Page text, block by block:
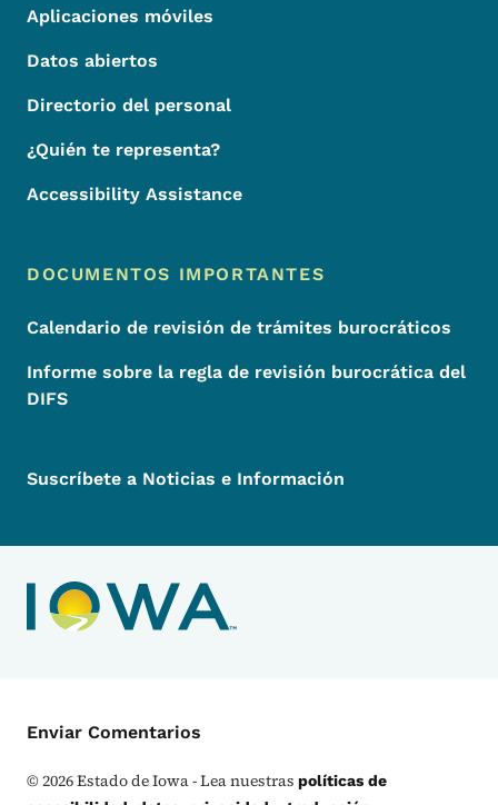
Aplicaciones móviles
Datos abiertos
Directorio del personal
¿Quién te representa?
Accessibility Assistance
DOCUMENTOS IMPORTANTES
Calendario de revisión de trámites burocráticos
Informe sobre la regla de revisión burocrática del
DIFS
Suscríbete a Noticias e Información
Menú de Contacto
Enviar Comentarios
©2026Estado de Iowa - Lea nuestras políticas de